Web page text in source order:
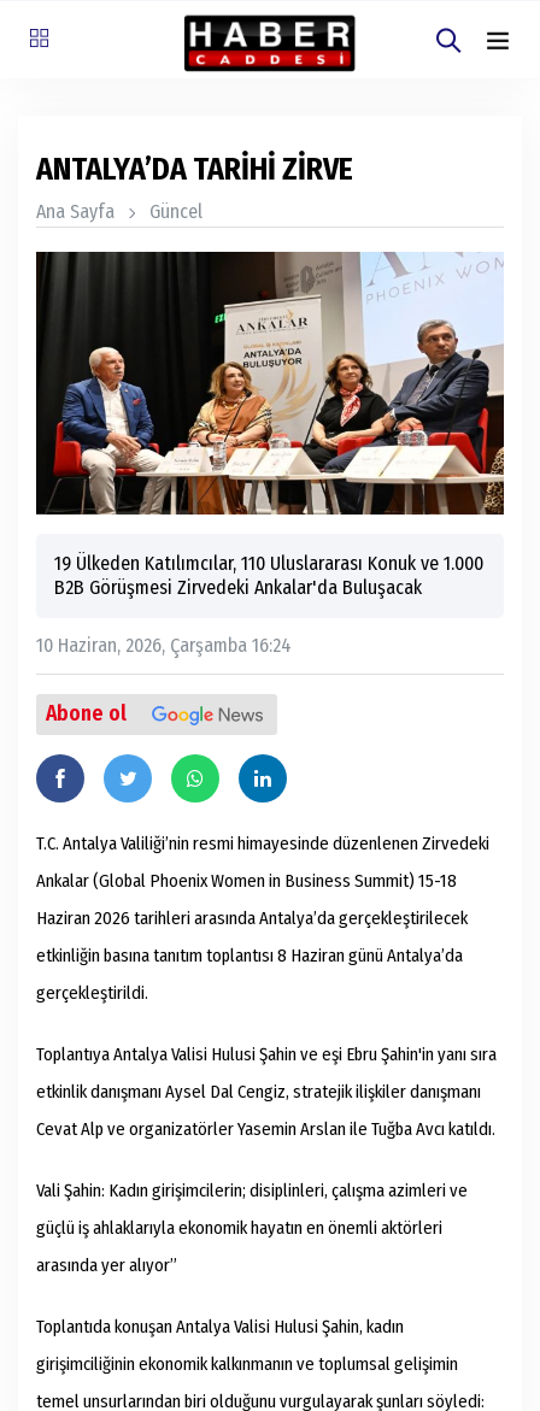
ANTALYA’DA TARİHİ ZİRVE
Ana Sayfa Güncel
19 Ülkeden Katılımcılar, 110 Uluslararası Konuk ve 1.000
B2B Görüşmesi Zirvedeki Ankalar'da Buluşacak
10 Haziran, 2026, Çarşamba 16:24
Abone ol
T.C. Antalya Valiliği’nin resmi himayesinde düzenlenen Zirvedeki
Ankalar (Global Phoenix Women in Business Summit) 15-18
Haziran 2026 tarihleri arasında Antalya’da gerçekleştirilecek
etkinliğin basına tanıtım toplantısı 8 Haziran günü Antalya’da
gerçekleştirildi.
Toplantıya Antalya Valisi Hulusi Şahin ve eşi Ebru Şahin'in yanı sıra
etkinlik danışmanı Aysel Dal Cengiz, stratejik ilişkiler danışmanı
Cevat Alp ve organizatörler Yasemin Arslan ile Tuğba Avcı katıldı.
Vali Şahin: Kadın girişimcilerin; disiplinleri, çalışma azimleri ve
güçlü iş ahlaklarıyla ekonomik hayatın en önemli aktörleri
arasında yer alıyor”
Toplantıda konuşan Antalya Valisi Hulusi Şahin, kadın
girişimciliğinin ekonomik kalkınmanın ve toplumsal gelişimin
temel unsurlarından biri olduğunu vurgulayarak şunları söyledi: